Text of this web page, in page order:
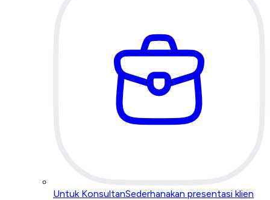
Untuk KonsultanSederhanakan presentasi klien